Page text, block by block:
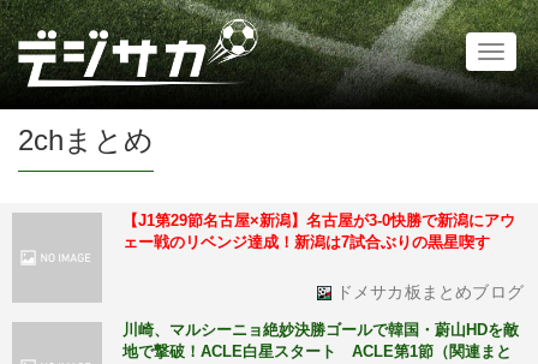
2chまとめ
【J1第29節名古屋×新潟】名古屋が3-0快勝で新潟にアウ
ェー戦のリベンジ達成！新潟は7試合ぶりの黒星喫す
ドメサカ板まとめブログ
川崎、マルシーニョ絶妙決勝ゴールで韓国・蔚山HDを敵
地で撃破！ACLE白星スタート ACLE第1節（関連まと